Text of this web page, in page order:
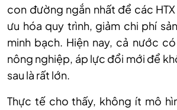
con đường ngắn nhất để các
ưu hóa quy trình, giảm chi phí
minh bạch. Hiện nay, cả nước có
nông nghiệp, áp lực đổi mới để
sau là rất lớn.
Thực tế cho thấy, không ít mô